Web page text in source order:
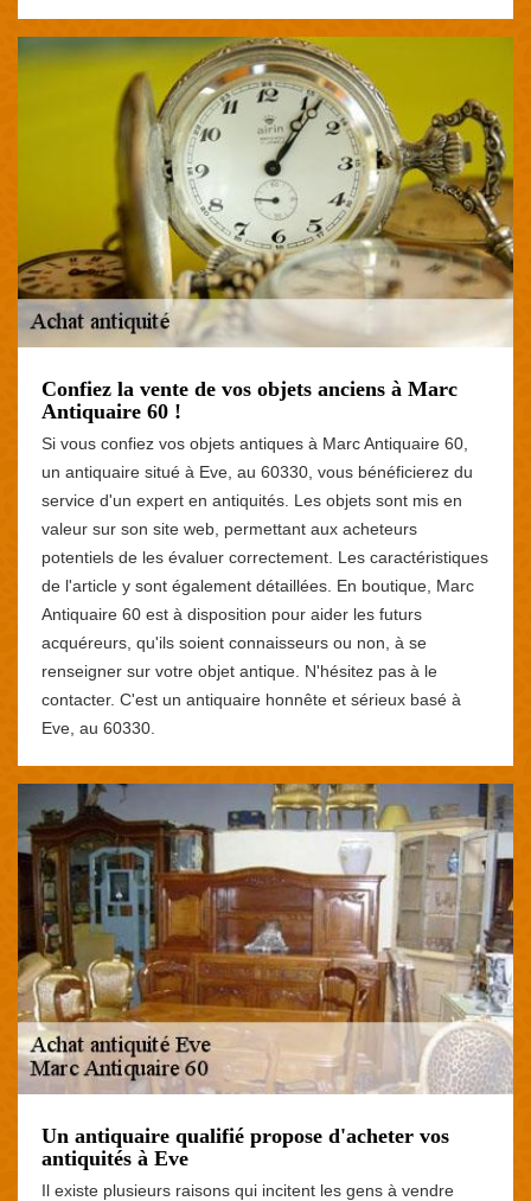
Confiez la vente de vos objets anciens à Marc
Antiquaire 60 !
Si vous confiez vos objets antiques à Marc Antiquaire 60,
un antiquaire situé à Eve, au 60330, vous bénéficierez du
service d'un expert en antiquités. Les objets sont mis en
valeur sur son site web, permettant aux acheteurs
potentiels de les évaluer correctement. Les caractéristiques
de l'article y sont également détaillées. En boutique, Marc
Antiquaire 60 est à disposition pour aider les futurs
acquéreurs, qu'ils soient connaisseurs ou non, à se
renseigner sur votre objet antique. N'hésitez pas à le
contacter. C'est un antiquaire honnête et sérieux basé à
Eve, au 60330.
Un antiquaire qualifié propose d'acheter vos
antiquités à Eve
Il existe plusieurs raisons qui incitent les gens à vendre